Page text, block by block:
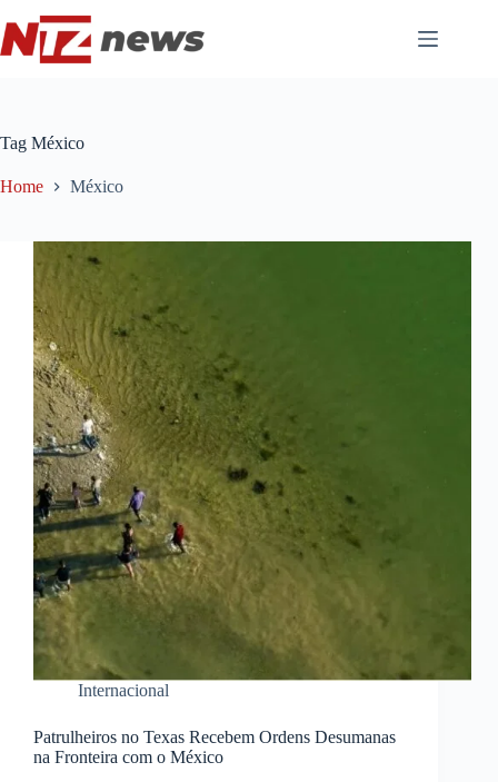
para
o
conteúdo
Tag México
Home México
Internacional
Patrulheiros no Texas Recebem Ordens Desumanas
na Fronteira com o México